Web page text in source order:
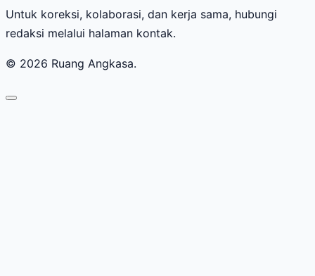
Untuk koreksi, kolaborasi, dan kerja sama, hubungi
redaksi melalui halaman kontak.
© 2026 Ruang Angkasa.